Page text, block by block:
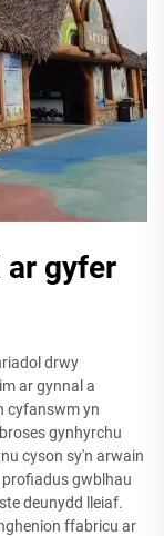
gyfer
drwy
ar gynnal a
cyfanswm yn
gynhyrchu
cyson sy'n arwain
gwblhau
deunydd lleiaf.
ffabricu ar